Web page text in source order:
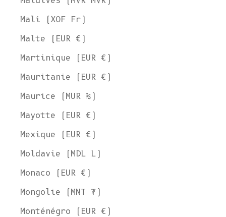
Mali (XOF Fr)
Malte (EUR €)
Martinique (EUR €)
Mauritanie (EUR €)
Maurice (MUR ₨)
Mayotte (EUR €)
Mexique (EUR €)
Moldavie (MDL L)
Monaco (EUR €)
Mongolie (MNT ₮)
Monténégro (EUR €)
Welcome to L'ENVERS
It seems that you are in Ohio
Ship to
United States
Language
English